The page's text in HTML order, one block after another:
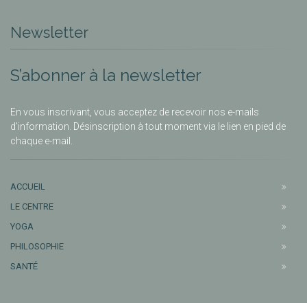
Newsletter
S’abonner à la newsletter
En vous inscrivant, vous acceptez de recevoir nos e-mails
d’information. Désinscription à tout moment via le lien en pied de
chaque e-mail.
ACCUEIL
LE CENTRE
YOGA
PHILOSOPHIE
SANTÉ